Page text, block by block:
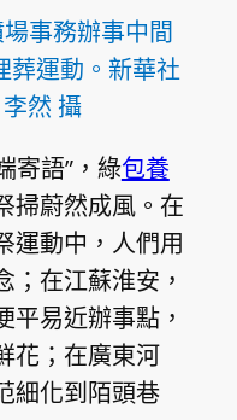
事務辦事中間
葬運動。新華社
然 攝
寄語”，綠包養
掃蔚然成風。在
運動中，人們用
；在江蘇淮安，
平易近辦事點，
花；在廣東河
細化到陌頭巷